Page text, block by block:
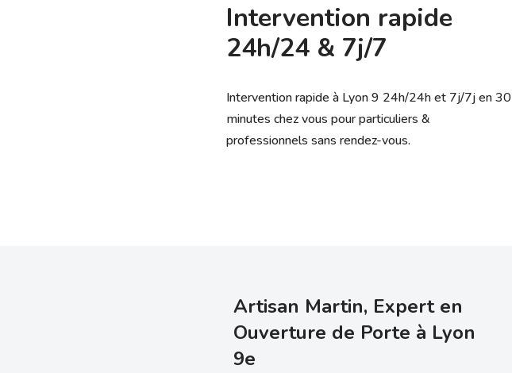
Intervention rapide
24h/24 & 7j/7
Intervention rapide à Lyon 9 24h/24h et 7j/7j en 30
minutes chez vous pour particuliers &
professionnels sans rendez-vous.
Artisan Martin, Expert en
Ouverture de Porte à Lyon
9e